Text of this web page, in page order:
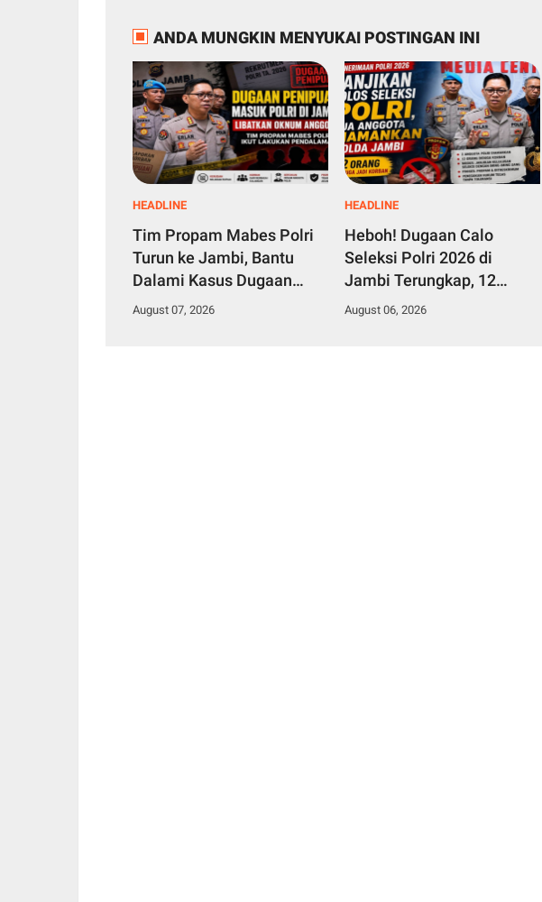
ANDA MUNGKIN MENYUKAI POSTINGAN INI
HEADLINE
Tim Propam Mabes Polri
Turun ke Jambi, Bantu
Dalami Kasus Dugaan
Penipuan Rekrutmen
August 07, 2026
HEADLINE
Heboh! Dugaan Calo
Seleksi Polri 2026 di
Jambi Terungkap, 12
Orang jadi Korban, 2
August 06, 2026